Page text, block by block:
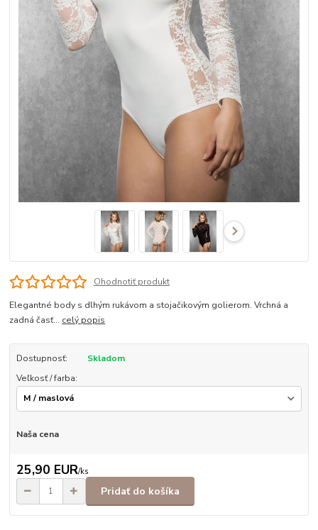
Ohodnotiť produkt
Elegantné body s dlhým rukávom a stojačikovým golierom. Vrchná a
zadná časť... celý popis
Dostupnosť:
Skladom
Veľkosť / farba:
Naša cena
25,90 EUR/ks
Pridať do košíka